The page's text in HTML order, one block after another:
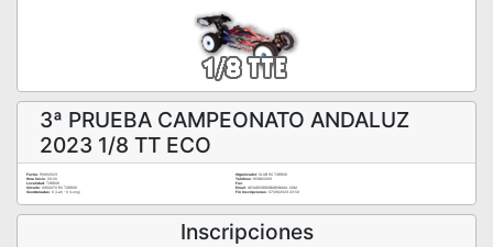
3ª PRUEBA CAMPEONATO ANDALUZ
2023 1/8 TT ECO
Fecha:11/06/2023 Organizador:
CLUB RC TORROX
Hora Inicio:
Teléfono:
656822901
Localidad:
TORROX
Fax:
Circuito:
CIRCUITO RC TORROX Email:
AECARCORDOBA@GMAIL.COM
Coordenadas:
0 (Lat) - 0 (Long) Fin Inscripciones: 07/06/2023 23:59
Inscripciones